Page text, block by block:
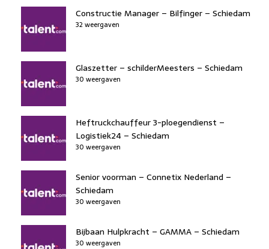
Constructie Manager – Bilfinger – Schiedam
32 weergaven
Glaszetter – schilderMeesters – Schiedam
30 weergaven
Heftruckchauffeur 3-ploegendienst –
Logistiek24 – Schiedam
30 weergaven
Senior voorman – Connetix Nederland –
Schiedam
30 weergaven
Bijbaan Hulpkracht – GAMMA – Schiedam
30 weergaven